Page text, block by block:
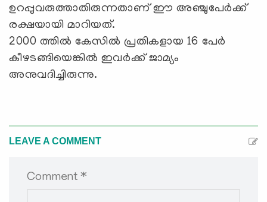
ഉറപ്പുവരുത്താതിരുന്നതാണ് ഈ അഞ്ചുപേര്‍ക്ക്
രക്ഷയായി മാറിയത്.
2000 ത്തില്‍ കേസില്‍ പ്രതികളായ 16 പേര്‍
കീഴടങ്ങിയെങ്കില്‍ ഇവര്‍ക്ക് ജാമ്യം
അനുവദിച്ചിരുന്നു.
LEAVE A COMMENT
Comment *